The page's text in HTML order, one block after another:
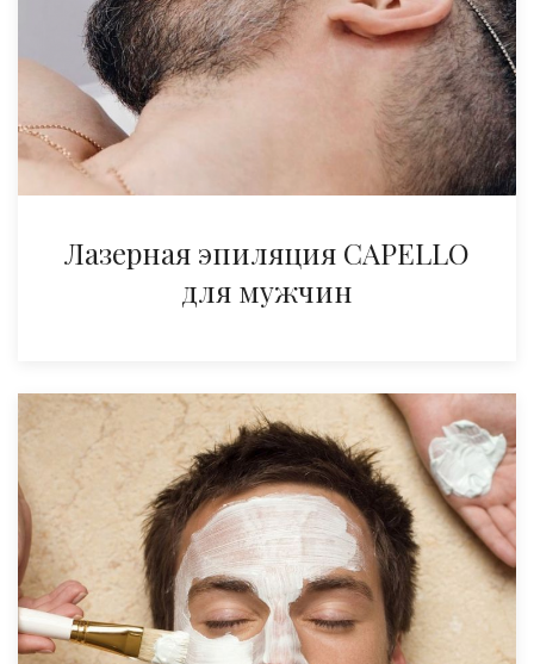
Лазерная эпиляция CAPELLO
для мужчин